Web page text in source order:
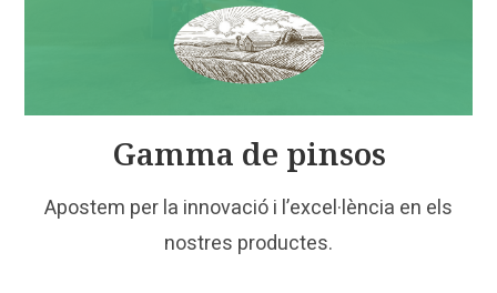
Gamma de pinsos
Apostem per la innovació i l’excel·lència en els
nostres productes.